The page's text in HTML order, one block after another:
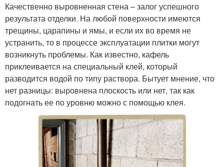
Качественно выровненная стена – залог успешного
результата отделки. На любой поверхности имеются
трещины, царапины и ямы, и если их во время не
устранить, то в процессе эксплуатации плитки могут
возникнуть проблемы. Как известно, кафель
приклеивается на специальный клей, который
разводится водой по типу раствора. Бытует мнение, что
нет разницы: выровнена плоскость или нет, так как
подогнать ее по уровню можно с помощью клея.